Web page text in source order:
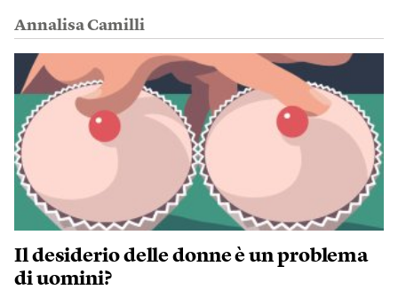
Annalisa Camilli
Il desiderio delle donne è un problema
di uomini?